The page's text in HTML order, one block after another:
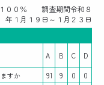
０％ 調査期間令和８
年１月１９日～１月２３日
A B C D
すか 91 9 0
0